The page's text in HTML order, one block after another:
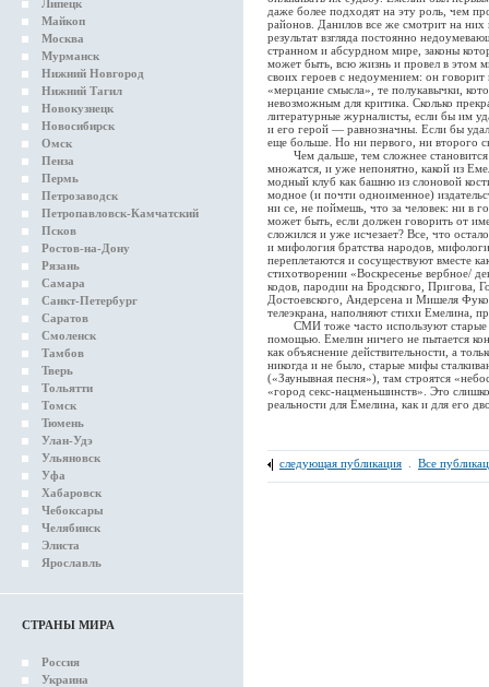
Липецк
Майкоп
Москва
Мурманск
Нижний Новгород
Нижний Тагил
Новокузнецк
Новосибирск
Омск
Пенза
Пермь
Петрозаводск
Петропавловск-Камчатский
Псков
Ростов-на-Дону
Рязань
Самара
Санкт-Петербург
Саратов
Смоленск
Тамбов
Тверь
Тольятти
Томск
Тюмень
Улан-Удэ
Ульяновск
Уфа
Хабаровск
Чебоксары
Челябинск
Элиста
Ярославль
СТРАНЫ МИРА
Россия
Украина
даже более подходят на эту роль, чем
районов. Данилов все же смотрит на
результат взгляда постоянно
странном и абсурдном мире, законы
может быть, всю жизнь и провел в этом
своих героев с недоумением: он
«мерцание смысла», те полукавычки,
невозможным для критика. Сколько
литературные журналисты, если бы им
и его герой — равнозначны. Если бы
еще больше. Но ни первого, ни второго
Чем дальше, тем сложнее становится
множатся, и уже непонятно, какой из
модный клуб как башню из слоновой
модное (и почти одноименное)
ни се, не поймешь, что за человек: ни в
может быть, если должен говорить от
сложился и уже исчезает? Все, что
и мифология братства народов,
переплетаются и сосуществуют вместе
стихотворении «Воскресенье вербное/
кодов, пародии на Бродского, Пригова,
Достоевского, Андерсена и Мишеля
телеэкрана, наполняют стихи Емелина,
СМИ тоже часто используют старые
помощью. Емелин ничего не пытается
как объяснение действительности, а
никогда и не было, старые мифы
(«Заунывная песня»), там строятся
«город секс-нацменьшинств». Это
реальности для Емелина, как и для его
следующая публикация Все